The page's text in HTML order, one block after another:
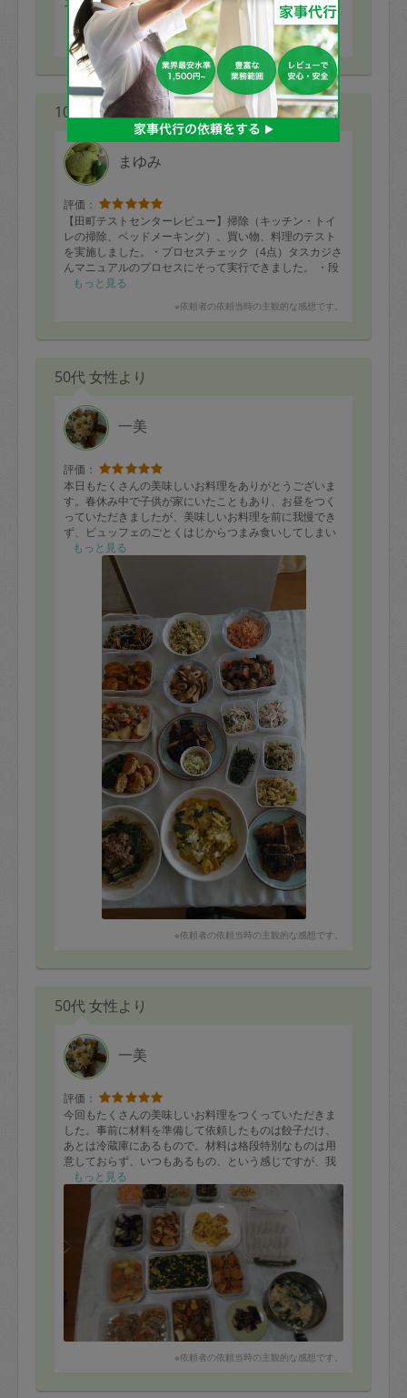
依頼した作業をすべて行い、きっちり５分前に終了する
ことができました。・丁寧さ（4点） お風呂のシャンプ
ーボトルはきれいに並べるのを忘れないようにしてくだ
さい。・主体性（4点） 個別に質問することなく、自主
的に判断して作業ができました。作業が早めに終わった
ときは、自ら汚れている箇所を見つけてお客様に提案し
て作業を進めてください。
もっと見る
※依頼者の依頼当時の主観的な感想です。
10代 女性より
まゆみ
評価：
【田町テストセンターレビュー】掃除（キッチン・トイ
レの掃除、ベッドメーキング）、買い物、料理のテスト
を実施しました。・プロセスチェック（4点）タスカジさ
んマニュアルのプロセスにそって実行できました。 ・段
取りの良さ（5点） 依頼した作業をすべて行い、きっち
点） トイレの壁の飛び散りもきれいに拭くことができ
もてきれいでした。・主体性（5点） 個別に質問するこ
別のルールがある場合もあるので、最初に確認してくだ
理とてもおいしかったです。
もっと見る
※依頼者の依頼当時の主観的な感想です。
50代 女性より
一美
評価：
本日もたくさんの美味しいお料理をありがとうございま
す。春休み中で子供が家にいたこともあり、お昼をつく
っていただきましたが、美味しいお料理を前に我慢でき
ず、ビュッフェのごとくはじからつまみ食いしてしまい
ました！子供が長期休みの期間は
毎日３食どうしようかと悩むので、これだけ作り置きが
あると本当に助かります。どうもありがとうございまし
もっと見る
※依頼者の依頼当時の主観的な感想です。
50代 女性より
一美
評価：
今回もたくさんの美味しいお料理をつくっていただきま
した。事前に材料を準備して依頼したものは餃子だけ、
あとは冷蔵庫にあるもので。材料は格段特別なものは用
意しておらず、いつもあるもの、という感じですが、我
が家ではなかなか出ないおかずをたくさんつくってくだ
さるのでうれしいです。味はいつもの味でも問題ないの
ですが、前回より少々味を少し薄めに、とお願いしたと
ころすぐに対応していただきすべて前より薄味になって
いました。わたしは味見しているうちにわからなくなっ
てしまうので。。。すぐに調整できるのはすごい！で
す。今回もどうもありがとうございました。
もっと見る
※依頼者の依頼当時の主観的な感想です。